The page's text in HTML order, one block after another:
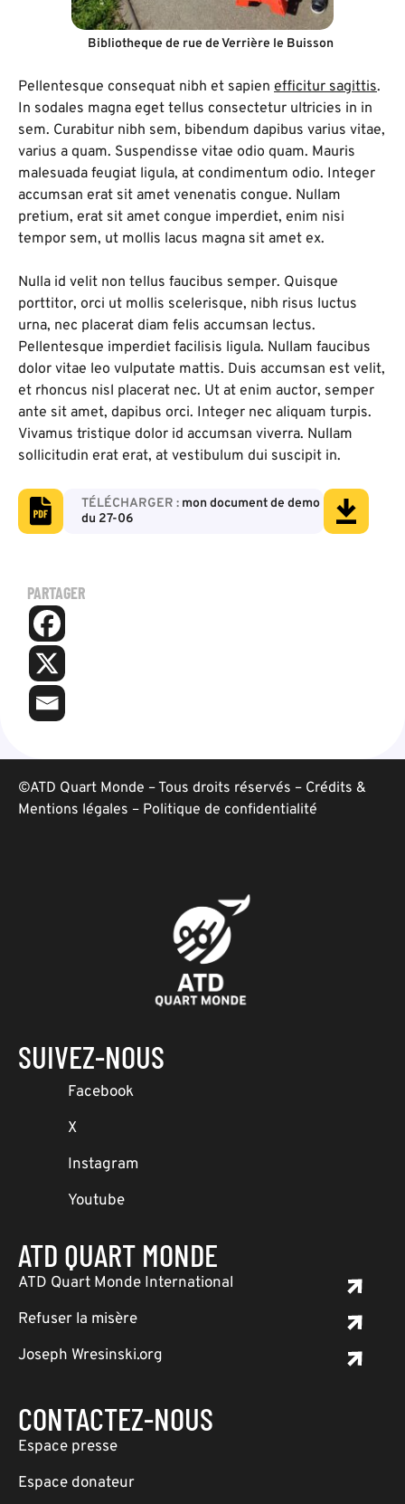
Bibliotheque de rue de Verrière le Buisson
Pellentesque consequat nibh et sapien efficitur sagittis.
In sodales magna eget tellus consectetur ultricies in in
sem. Curabitur nibh sem, bibendum dapibus varius vitae,
varius a quam. Suspendisse vitae odio quam. Mauris
malesuada feugiat ligula, at condimentum odio. Integer
accumsan erat sit amet venenatis congue. Nullam
pretium, erat sit amet congue imperdiet, enim nisi
tempor sem, ut mollis lacus magna sit amet ex.
Nulla id velit non tellus faucibus semper. Quisque
porttitor, orci ut mollis scelerisque, nibh risus luctus
urna, nec placerat diam felis accumsan lectus.
Pellentesque imperdiet facilisis ligula. Nullam faucibus
dolor vitae leo vulputate mattis. Duis accumsan est velit,
et rhoncus nisl placerat nec. Ut at enim auctor, semper
ante sit amet, dapibus orci. Integer nec aliquam turpis.
Vivamus tristique dolor id accumsan viverra. Nullam
sollicitudin erat erat, at vestibulum dui suscipit in.
mon document de demo
du 27-06
PARTAGER
©ATD Quart Monde – Tous droits réservés – Crédits &
Mentions légales – Politique de confidentialité
SUIVEZ-NOUS
Facebook
X
Instagram
Youtube
ATD QUART MONDE
ATD Quart Monde International
Refuser la misère
Joseph Wresinski.org
CONTACTEZ-NOUS
Espace presse
Espace donateur